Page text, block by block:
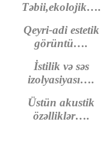
Təbii,ekolojik….
Qeyri-adi estetik
görüntü….
İstilik və səs
izolyasiyası….
Üstün akustik
özəlliklər….